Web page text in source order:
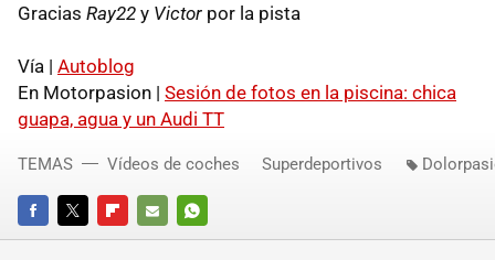
Gracias Ray22 y Victor por la pista
Vía | Autoblog
En Motorpasion | Sesión de fotos en la piscina: chica
guapa, agua y un Audi TT
FACEBOOKTWITTERFLIPBOARD
E-
WHATSAPP
TEMAS Vídeos de coches Superdeportivos